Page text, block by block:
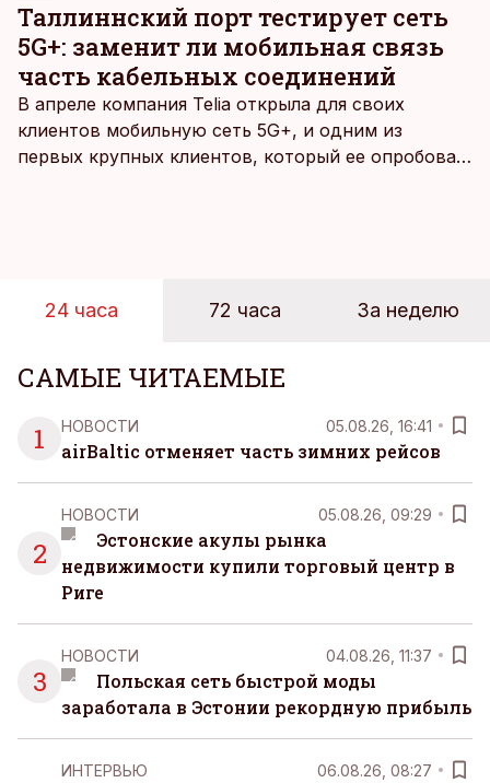
Таллиннский порт тестирует сеть
5G+: заменит ли мобильная связь
часть кабельных соединений
В апреле компания Telia открыла для своих
клиентов мобильную сеть 5G+, и одним из
первых крупных клиентов, который ее опробовал,
24 часа 72 часа За неделю
САМЫЕ ЧИТАЕМЫЕ
1
НОВОСТИ 05.08.26, 16:41
airBaltic отменяет часть зимних рейсов
2
НОВОСТИ 05.08.26, 09:29
Эстонские акулы рынка
недвижимости купили торговый центр в
Риге
3
НОВОСТИ 04.08.26, 11:37
Польская сеть быстрой моды
заработала в Эстонии рекордную прибыль
ИНТЕРВЬЮ 06.08.26, 08:27